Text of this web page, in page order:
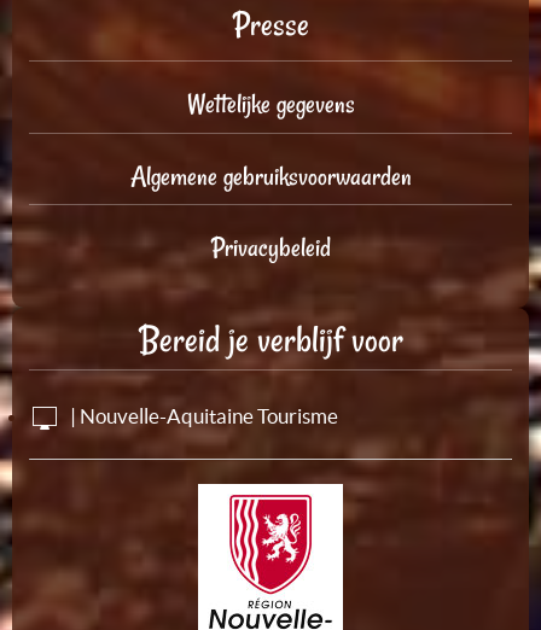
Presse
Wettelijke gegevens
Algemene gebruiksvoorwaarden
Privacybeleid
Bereid je verblijf voor
| Nouvelle-Aquitaine Tourisme